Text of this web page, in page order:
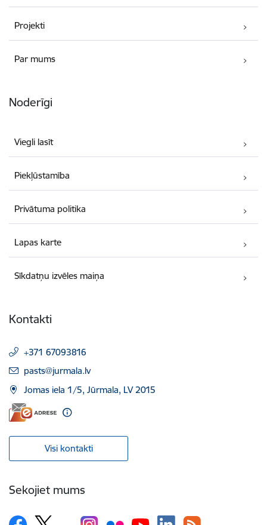
Projekti
Par mums
Noderīgi
Viegli lasīt
Piekļūstamība
Privātuma politika
Lapas karte
Sīkdatņu izvēles maiņa
Kontakti
+371 67093816
E-pasts:
pasts@jurmala.lv
Jomas iela 1/5, Jūrmala, LV 2015
Visi kontakti
Sekojiet mums